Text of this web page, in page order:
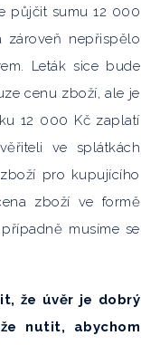
půjčit sumu 12 000
nepřispělo
Leták sice bude
cenu zboží, ale je
12 000 Kč zaplatí
ve splátkách
pro kupujícího
zboží ve formě
musíme se
že úvěr je dobrý
nutit, abychom